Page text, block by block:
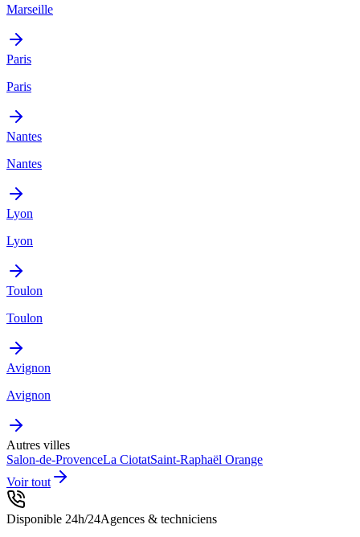
Marseille
Paris
Paris
Nantes
Nantes
Lyon
Lyon
Toulon
Toulon
Avignon
Avignon
Autres villes
Salon-de-ProvenceLa CiotatSaint-Raphaël Orange
Voir tout
Disponible 24h/24Agences & techniciens